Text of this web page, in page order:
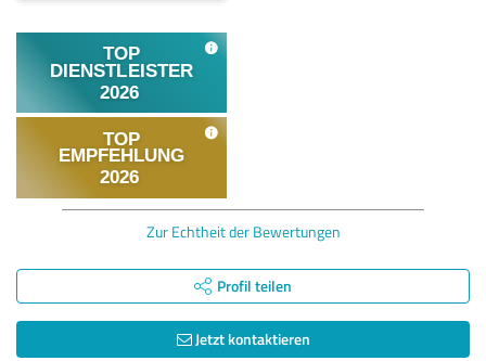
Zur Echtheit der Bewertungen
Profil teilen
Jetzt kontaktieren